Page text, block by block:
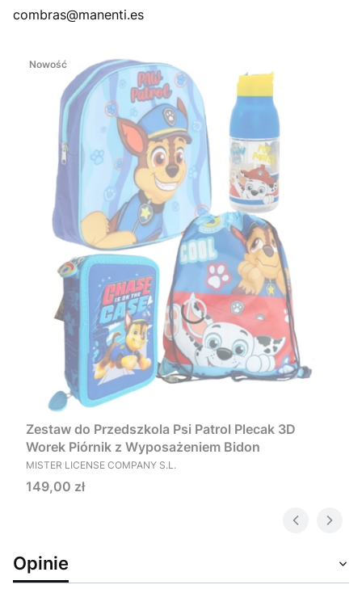
combras@manenti.es
Nowość
Zestaw do Przedszkola Psi Patrol Plecak 3D
Worek Piórnik z Wyposażeniem Bidon
PRODUCENT
MISTER LICENSE COMPANY S.L.
Cena
149,00 zł
Opinie